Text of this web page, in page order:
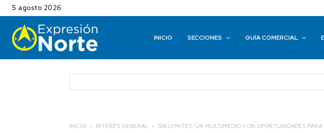
5 agosto 2026
INICIO SECCIONES GUÍA COMERCIAL
INICIO INTERÉS GENERAL
SIN LYMITES, UN MULTIMEDIO CON OPORTUNIDADES